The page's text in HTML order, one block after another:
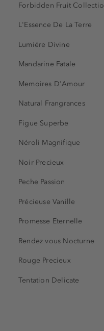
Forbidden Fruit
L'Essence De La Terre
Lumiére Divine
Mandarine Fatale
Memoires D'Amour
Natural Frangrances
Figue Superbe
Néroli Magnifique
Noir Precieux
Peche Passion
Précieuse Vanille
Promesse Eternelle
Rendez vous Nocturne
Rouge Precieux
Tentation Delicate